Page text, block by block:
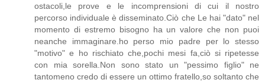
ostacoli,le prove e le incomprensioni di cui il nostro
percorso individuale è disseminato.Ciò che Le hai "dato" nel
momento di estremo bisogno ha un valore che non puoi
neanche immaginare.ho perso mio padre per lo stesso
"motivo" e ho rischiato che,pochi mesi fa,ciò si ripetesse
con mia sorella.Non sono stato un "pessimo figlio" ne
tantomeno credo di essere un ottimo fratello,so soltanto che